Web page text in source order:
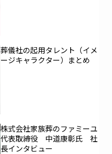
葬儀社の起用タレント（イメ
ージキャラクター）まとめ
株式会社家族葬のファミーユ
代表取締役 中道康彰氏 社
長インタビュー